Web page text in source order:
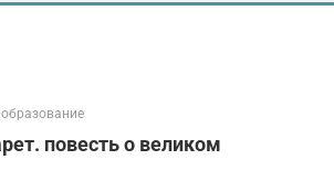
повесть о великом